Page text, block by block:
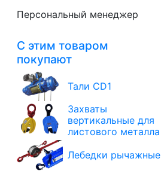
Персональный менеджер
С этим товаром
покупают
Тали CD1
Захваты
вертикальные для
листового металла
Лебедки рычажные